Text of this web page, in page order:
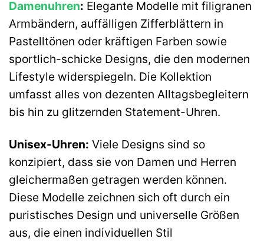
Damenuhren: Elegante Modelle mit filigranen
Armbändern, auffälligen Zifferblättern in
Pastelltönen oder kräftigen Farben sowie
sportlich-schicke Designs, die den modernen
Lifestyle widerspiegeln. Die Kollektion
umfasst alles von dezenten Alltagsbegleitern
bis hin zu glitzernden Statement-Uhren.
Unisex-Uhren: Viele Designs sind so
konzipiert, dass sie von Damen und Herren
gleichermaßen getragen werden können.
Diese Modelle zeichnen sich oft durch ein
puristisches Design und universelle Größen
aus, die einen individuellen Stil